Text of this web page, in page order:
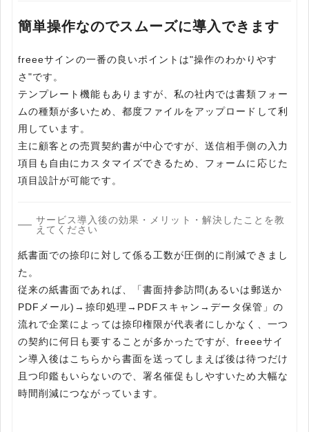
簡単操作なのでスムーズに導入できます
freeeサインの一番の良いポイントは"操作のわかりやす
さ"です。
テンプレート機能もありますが、私の社内では書類フォー
ムの種類が多いため、都度ファイルをアップロードして利
用しています。
主に顧客との売買契約書が中心ですが、送信相手側の入力
項目も自由にカスタマイズできるため、フォームに応じた
項目設計が可能です。
サービス導入後の効果・メリット・解決したことを教
えてください
紙書面での捺印に対して係る工数が圧倒的に削減できまし
た。
従来の紙書面であれば、「書面持参訪問(あるいは郵送か
PDFメール)→捺印処理→PDFスキャン→データ保管」の
流れで企業によっては捺印権限が代表者にしかなく、一つ
の契約に何日も要することが多かったですが、freeeサイ
ン導入後はこちらから書面を送ってしまえば後は待つだけ
且つ印鑑もいらないので、署名催促もしやすいため大幅な
時間削減につながっています。